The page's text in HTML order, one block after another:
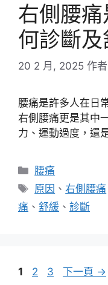
右側腰
何診斷及
20 2 月, 2025 作
腰痛是許多人在日
右側腰痛更是其中
力、運動過度，還
分
類
腰痛
標
籤
原因 、右側腰痛
痛 、 舒緩 、 診斷
頁
1
頁
2
頁
3 下一頁 →